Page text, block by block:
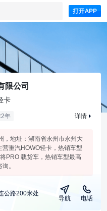
限公司
卡
2年 详情
，地址：湖南省永州市永州大
重汽HOWO轻卡，热销车型
PRO 载货车，热销车型最高
。
公路200米处
导航 电话